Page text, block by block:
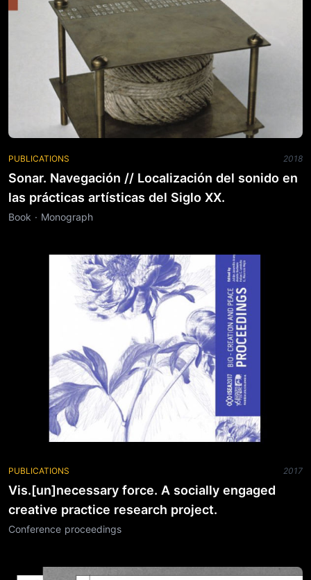
PUBLICATIONS 2018
Sonar. Navegación // Localización del sonido en
las prácticas artísticas del Siglo XX.
Book · Monograph
PUBLICATIONS 2017
Vis.[un]necessary force. A socially engaged
creative practice research project.
Conference proceedings